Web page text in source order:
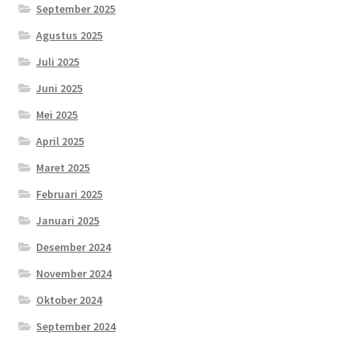
September 2025
Agustus 2025
Juli 2025
Juni 2025
Mei 2025
April 2025
Maret 2025
Februari 2025
Januari 2025
Desember 2024
November 2024
Oktober 2024
September 2024